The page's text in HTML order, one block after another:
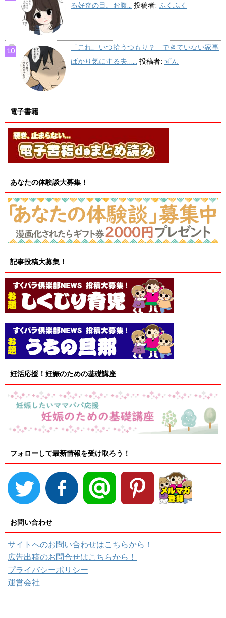
る好奇の目。お腹... 投稿者: ふくふく
「これ、いつ拾うつもり？」できていない家事
ばかり気にする夫…... 投稿者: ずん
電子書籍
あなたの体験談大募集！
記事投稿大募集！
妊活応援！妊娠のための基礎講座
フォローして最新情報を受け取ろう！
お問い合わせ
サイトへのお問い合わせはこちらから！
広告出稿のお問合せはこちらから！
プライバシーポリシー
運営会社